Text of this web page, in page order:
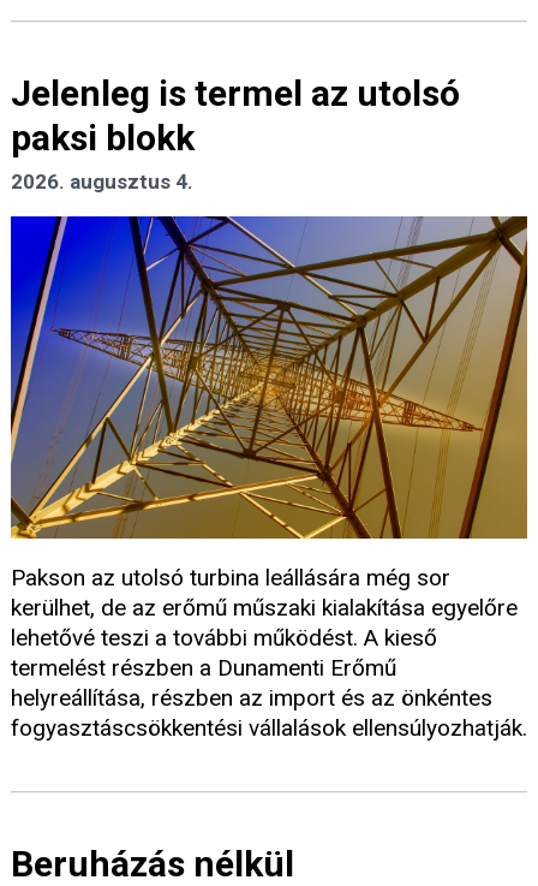
Jelenleg is termel az utolsó
paksi blokk
2026. augusztus 4.
Pakson az utolsó turbina leállására még sor
kerülhet, de az erőmű műszaki kialakítása egyelőre
lehetővé teszi a további működést. A kieső
termelést részben a Dunamenti Erőmű
helyreállítása, részben az import és az önkéntes
fogyasztáscsökkentési vállalások ellensúlyozhatják.
Beruházás nélkül